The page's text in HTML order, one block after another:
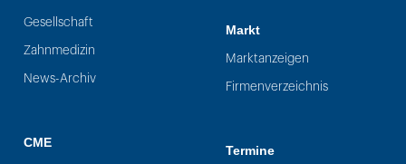
Gesellschaft
Zahnmedizin
News-Archiv
CME
Markt
Marktanzeigen
Firmenverzeichnis
Termine